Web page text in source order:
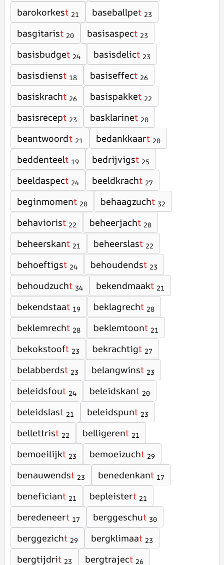
barokorkest 21 baseballpet 23
basgitarist 20 basisaspect 23
basisbudget 24 basisdelict 23
basisdienst 18 basiseffect 26
basiskracht 26 basispakket 22
basisrecept 23 basklarinet 20
beantwoordt 21 bedankkaart 20
beddenteelt 19 bedrijvigst 25
beeldaspect 24 beeldkracht 27
beginmoment 20 behaagzucht 32
behaviorist 22 beheerjacht 28
beheerskant 21 beheerslast 22
behoeftigst 24 behoudendst 23
behoudzucht 34 bekendmaakt 21
bekendstaat 19 beklagrecht 28
beklemrecht 28 beklemtoont 21
bekokstooft 23 bekrachtigt 27
belabberdst 23 belangwinst 23
beleidsfout 24 beleidskant 20
beleidslast 21 beleidspunt 23
bellettrist 22 belligerent 21
bemoeilijkt 23 bemoeizucht 29
benauwendst 23 benedenkant 17
beneficiant 21 bepleistert 21
beredeneert 17 berggeschut 30
berggezicht 29 bergklimaat 23
bergtijdrit 23 bergtraject 26